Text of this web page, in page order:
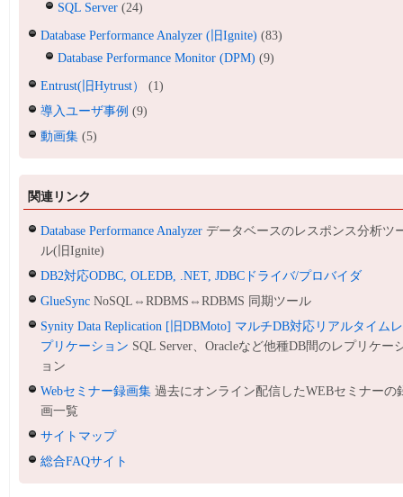
SQL Server (24)
Database Performance Analyzer (旧Ignite) (83)
Database Performance Monitor (DPM) (9)
Entrust(旧Hytrust）
(1)
導入ユーザ事例 (9)
動画集 (5)
関連リンク
Database Performance Analyzer データベースのレスポンス分析ツ
ル(旧Ignite)
DB2対応ODBC, OLEDB, .NET, JDBCドライバ/プロバイダ
GlueSync NoSQL⇔RDBMS⇔RDBMS 同期ツール
Synity Data Replication [旧DBMoto] マルチDB対応リアルタイムレ
プリケーション SQL Server、Oracleなど他種DB間のレプリケー
ョン
Webセミナー録画集 過去にオンライン配信したWEBセミナーの
画一覧
サイトマップ
総合FAQサイト